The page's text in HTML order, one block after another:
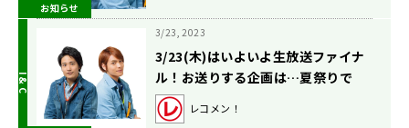
お知らせ
3/23, 2023
3/23(木)はいよいよ生放送ファイナ
ル！お送りする企画は…夏祭りで
す！！
レコメン！